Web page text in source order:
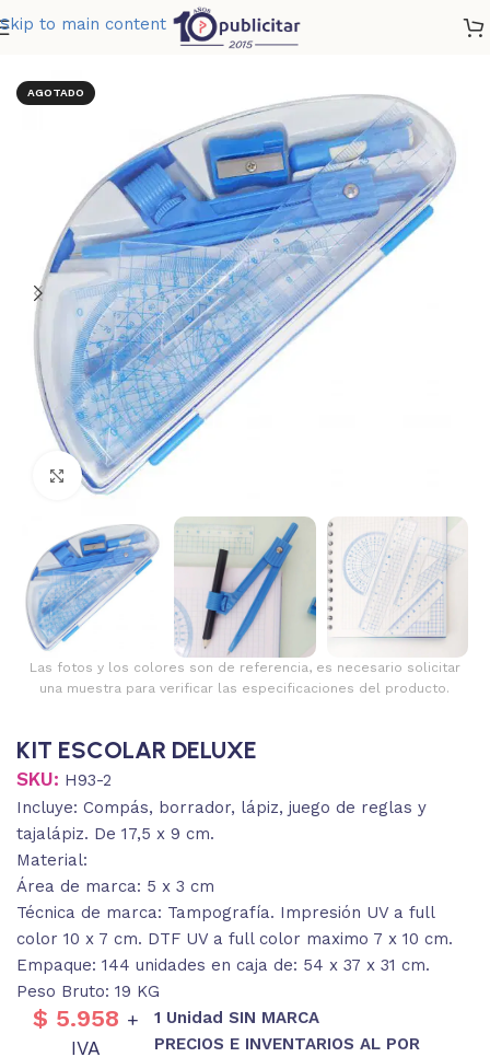
Skip to main content
KIT ESCOLAR DELUXE
AGOTADO
Clic para ampliar
Las fotos y los colores son de referencia, es necesario solicitar
una muestra para verificar las especificaciones del producto.
KIT ESCOLAR DELUXE
SKU: H93-2
Incluye: Compás, borrador, lápiz, juego de reglas y
tajalápiz. De 17,5 x 9 cm.
Material:
Área de marca: 5 x 3 cm
Técnica de marca: Tampografía. Impresión UV a full
color 10 x 7 cm. DTF UV a full color maximo 7 x 10 cm.
Empaque: 144 unidades en caja de: 54 x 37 x 31 cm.
Peso Bruto: 19 KG
$ 5.958 +
IVA
1 Unidad SIN MARCA
PRECIOS E INVENTARIOS AL POR